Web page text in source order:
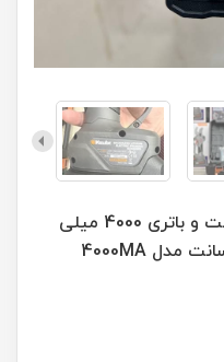
قیچی شارژی زوبر با حسگر انگشت و باتری 4000 میلی
آمپر و گیربکسی زوبر دهنه 4 سانت مدل 4000MA